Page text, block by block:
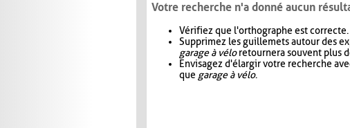
Votre recherche n'a donné aucun
Vérifiez que l'orthographe est correcte.
Supprimez les guillemets autour des
garage à véloretournera souvent plus
Envisagez d'élargir votre recherche
que garage à vélo.